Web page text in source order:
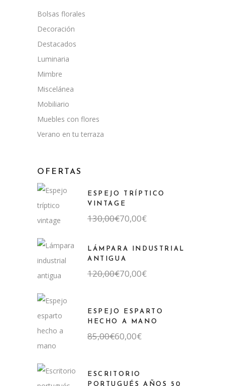
Bolsas florales
Decoración
Destacados
Luminaria
Mimbre
Miscelánea
Mobiliario
Muebles con flores
Verano en tu terraza
OFERTAS
ESPEJO TRÍPTICO
VINTAGE
130,00€
El
precio
era:
130,00€.
70,00€
El
precio
es:
70,00€.
LÁMPARA INDUSTRIAL
ANTIGUA
120,00€
El
precio
120,00€.
70,00€
El
precio
70,00€.
ESPEJO ESPARTO
HECHO A MANO
85,00€
El
precio
85,00€.
60,00€
El
precio
60,00€.
ESCRITORIO
PORTUGUÉS AÑOS 50